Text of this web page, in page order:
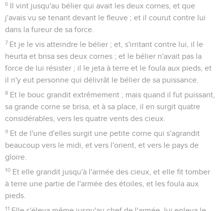
6 Il vint jusqu'au bélier qui avait les deux cornes, et que
j'avais vu se tenant devant le fleuve ; et il courut contre lui
dans la fureur de sa force.
7 Et je le vis atteindre le bélier ; et, s'irritant contre lui, il le
heurta et brisa ses deux cornes ; et le bélier n'avait pas la
force de lui résister ; il le jeta à terre et le foula aux pieds, et
il n'y eut personne qui délivrât le bélier de sa puissance.
8 Et le bouc grandit extrêmement ; mais quand il fut puissant,
sa grande corne se brisa, et à sa place, il en surgit quatre
considérables, vers les quatre vents des cieux.
9 Et de l'une d'elles surgit une petite corne qui s'agrandit
beaucoup vers le midi, et vers l'orient, et vers le pays de
gloire.
10 Et elle grandit jusqu'à l'armée des cieux, et elle fit tomber
à terre une partie de l'armée des étoiles, et les foula aux
pieds.
11